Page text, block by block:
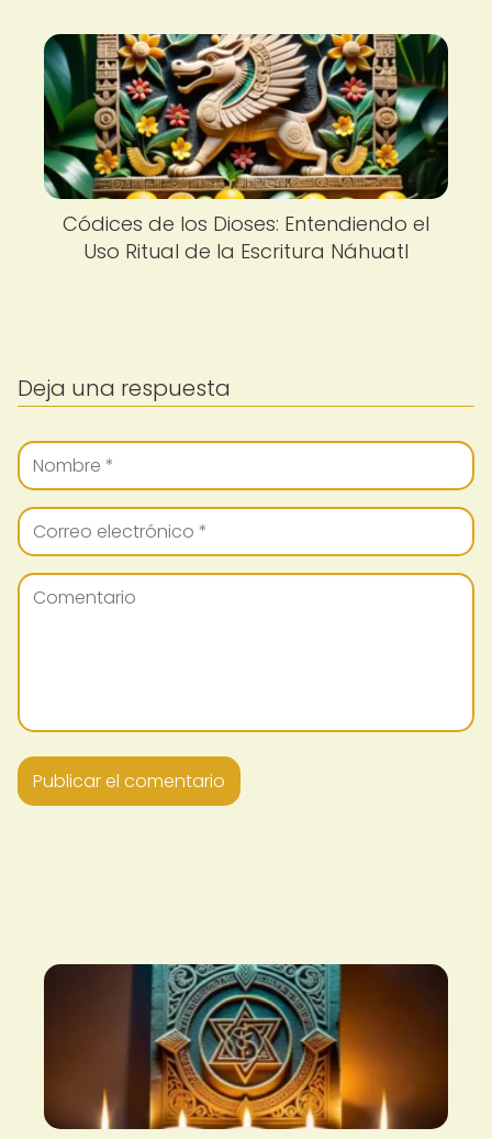
Códices de los Dioses: Entendiendo el
Uso Ritual de la Escritura Náhuatl
Deja una respuesta